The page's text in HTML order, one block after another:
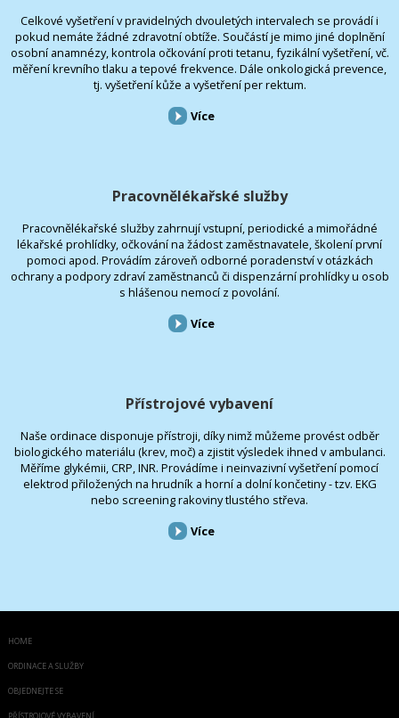
Celkové vyšetření v pravidelných dvouletých intervalech se provádí i
pokud nemáte žádné zdravotní obtíže. Součástí je mimo jiné doplnění
osobní anamnézy, kontrola očkování proti tetanu, fyzikální vyšetření, vč.
měření krevního tlaku a tepové frekvence. Dále onkologická prevence,
tj. vyšetření kůže a vyšetření per rektum.
Více
Pracovnělékařské služby
Pracovnělékařské služby zahrnují vstupní, periodické a mimořádné
lékařské prohlídky, očkování na žádost zaměstnavatele, školení první
pomoci apod. Provádím zároveň odborné poradenství v otázkách
ochrany a podpory zdraví zaměstnanců či dispenzární prohlídky u osob
s hlášenou nemocí z povolání.
Více
Přístrojové vybavení
Naše ordinace disponuje přístroji, díky nimž můžeme provést odběr
biologického materiálu (krev, moč) a zjistit výsledek ihned v ambulanci.
Měříme glykémii, CRP, INR. Provádíme i neinvazivní vyšetření pomocí
elektrod přiložených na hrudník a horní a dolní končetiny - tzv. EKG
nebo screening rakoviny tlustého střeva.
Více
HOME
ORDINACE A SLUŽBY
OBJEDNEJTE SE
PŘÍSTROJOVÉ VYBAVENÍ